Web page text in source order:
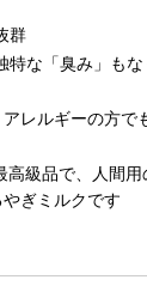
群
な「臭み」もな
ルギーの方で
級品で、人間用
ぎミルクです